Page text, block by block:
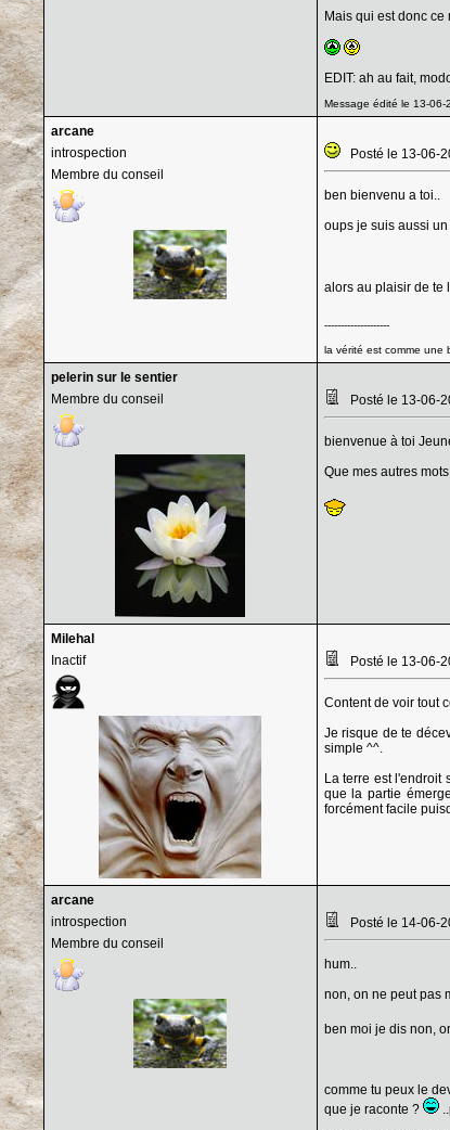
Mais qui est donc
EDIT: ah au fait,
Message édité le 13-
arcane
introspection
Membre du conseil
Posté le 13-06-
ben bienvenu a toi..
oups je suis aussi
alors au plaisir de te
--------------------
la vérité est comme une
pelerin sur le sentier
Membre du conseil
Posté le 13-06-
bienvenue à toi
Que mes autres
Milehal
Inactif
Posté le 13-06-
Content de voir tout
Je risque de te
simple ^^.
La terre est l'endroit
que la partie
forcément facile
arcane
introspection
Membre du conseil
Posté le 14-06-
hum..
non, on ne peut pas
ben moi je dis non,
comme tu peux le
que je raconte ?